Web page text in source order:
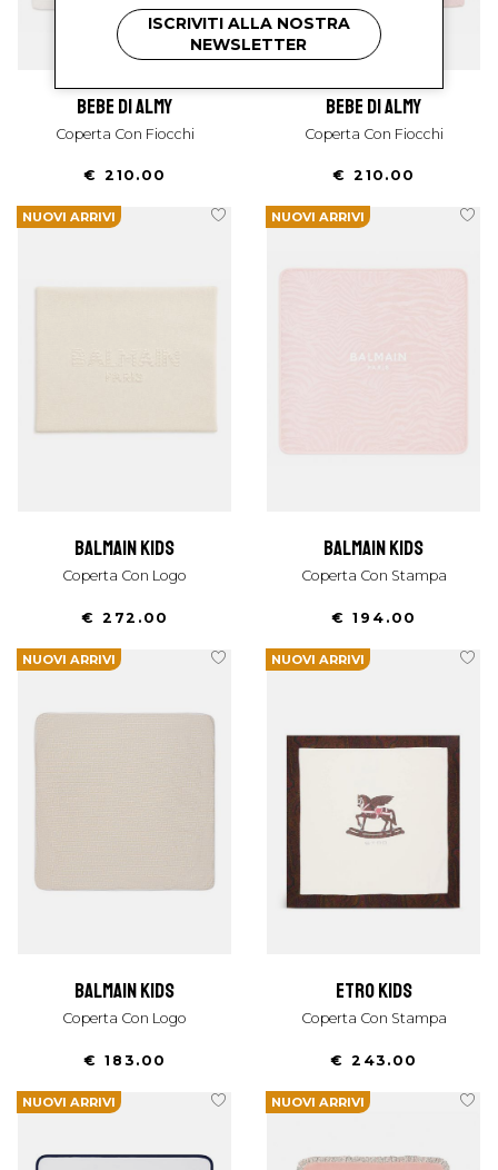
bebe di almy
Coperta Con Fiocchi
€ 210.00
bebe di almy
Coperta Con Fiocchi
€ 210.00
NUOVI ARRIVI
balmain kids
Coperta Con Logo
€ 272.00
NUOVI ARRIVI
balmain kids
Coperta Con Stampa
€ 194.00
NUOVI ARRIVI
balmain kids
Coperta Con Logo
€ 183.00
NUOVI ARRIVI
etro kids
Coperta Con Stampa
€ 243.00
NUOVI ARRIVI NUOVI ARRIVI
ISCRIVITI ALLA NOSTRA
NEWSLETTER